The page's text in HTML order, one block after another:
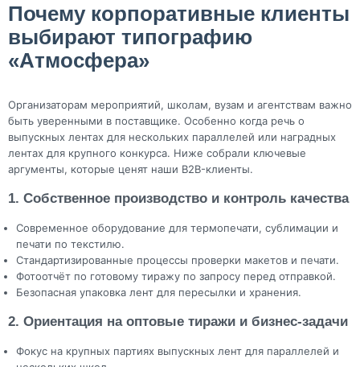
Почему корпоративные клиенты
выбирают типографию
«Атмосфера»
Организаторам мероприятий, школам, вузам и агентствам важно
быть уверенными в поставщике. Особенно когда речь о
выпускных лентах для нескольких параллелей или наградных
лентах для крупного конкурса. Ниже собрали ключевые
аргументы, которые ценят наши B2B-клиенты.
1. Собственное производство и контроль качества
Современное оборудование для термопечати, сублимации и
печати по текстилю.
Стандартизированные процессы проверки макетов и печати.
Фотоотчёт по готовому тиражу по запросу перед отправкой.
Безопасная упаковка лент для пересылки и хранения.
2. Ориентация на оптовые тиражи и бизнес-задачи
Фокус на крупных партиях выпускных лент для параллелей и